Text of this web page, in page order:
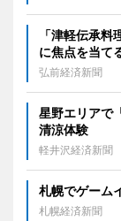
「津軽伝承
に焦点を当て
弘前経済新聞
星野エリアで
清涼体験
軽井沢経済新聞
札幌でゲーム
札幌経済新聞